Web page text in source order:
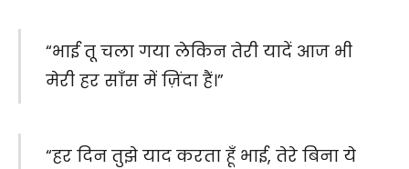
“भाई तू चला गया लेकिन तेरी यादें आज भी
मेरी हर साँस में ज़िंदा हैं।”
“हर दिन तुझे याद करता हूँ भाई, तेरे बिना ये